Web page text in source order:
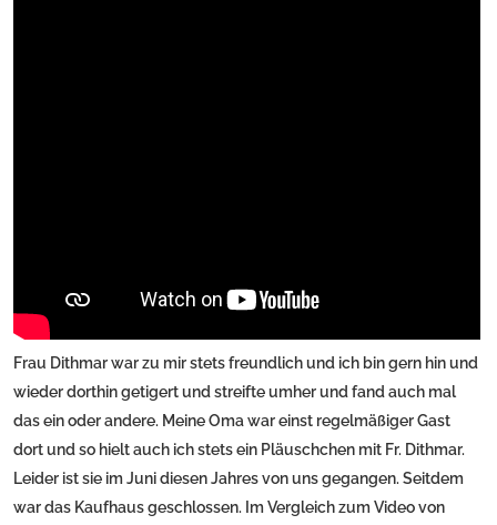
Frau Dithmar war zu mir stets freundlich und ich bin gern hin und
wieder dorthin getigert und streifte umher und fand auch mal
das ein oder andere. Meine Oma war einst regelmäßiger Gast
dort und so hielt auch ich stets ein Pläuschchen mit Fr. Dithmar.
Leider ist sie im Juni diesen Jahres von uns gegangen. Seitdem
war das Kaufhaus geschlossen. Im Vergleich zum Video von